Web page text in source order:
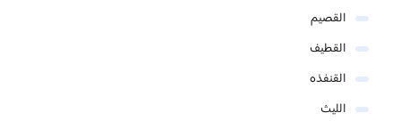
القصيم
القطيف
القنفذه
الليث